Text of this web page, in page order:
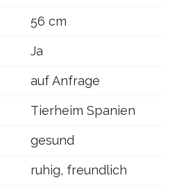
56 cm
Ja
auf Anfrage
Tierheim Spanien
gesund
ruhig, freundlich